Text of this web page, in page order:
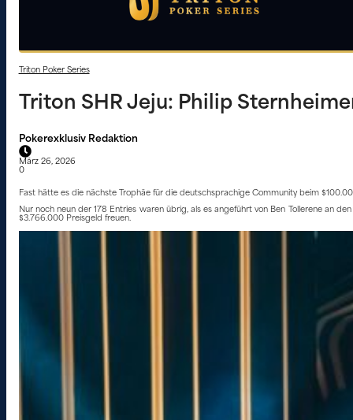
Triton Poker Series
Triton SHR Jeju: Philip
Pokerexklusiv Redaktion
März 26, 2026
0
Fast hätte es die nächste Trophäe für die deutschsprachige Community beim
Nur noch neun der 178 Entries waren übrig, als es angeführt von Ben Tollerene an
$3.766.000 Preisgeld freuen.